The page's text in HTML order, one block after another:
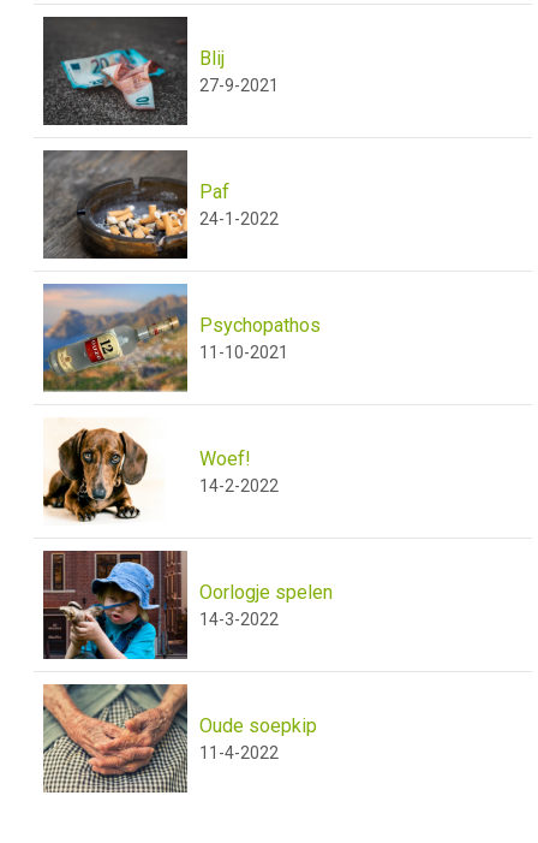
Blij
27-9-2021
Paf
24-1-2022
Psychopathos
11-10-2021
Woef!
14-2-2022
Oorlogje spelen
14-3-2022
Oude soepkip
11-4-2022